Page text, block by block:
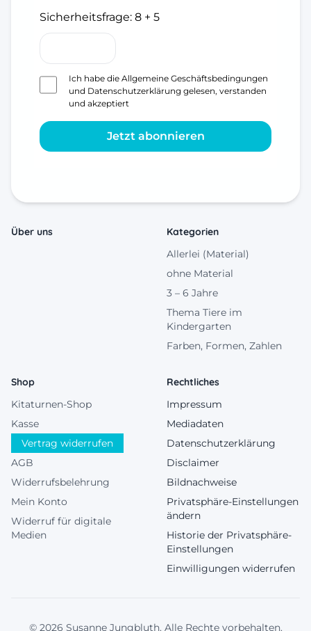
Sicherheitsfrage: 8 + 5
Ich habe die Allgemeine Geschäftsbedingungen
und Datenschutzerklärung gelesen, verstanden
und akzeptiert
Jetzt abonnieren
Über uns
Kategorien
Allerlei (Material)
ohne Material
3 – 6 Jahre
Thema Tiere im
Kindergarten
Farben, Formen, Zahlen
Shop
Kitaturnen-Shop
Kasse
Vertrag widerrufen
AGB
Widerrufsbelehrung
Mein Konto
Widerruf für digitale
Medien
Rechtliches
Impressum
Mediadaten
Datenschutzerklärung
Disclaimer
Bildnachweise
Privatsphäre-Einstellungen
ändern
Historie der Privatsphäre-
Einstellungen
Einwilligungen widerrufen
© 2026 Susanne Jungbluth. Alle Rechte vorbehalten.